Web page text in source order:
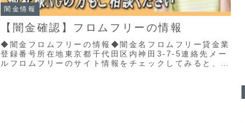
闇金情報
【闇金確認】フロムフリーの情報
◆闇金フロムフリーの情報◆闇金名フロムフリー貸金業
登録番号所在地東京都千代田区内神田3-7-5連絡先メー
ルフロムフリーのサイト情報をチェックしてみると、貸